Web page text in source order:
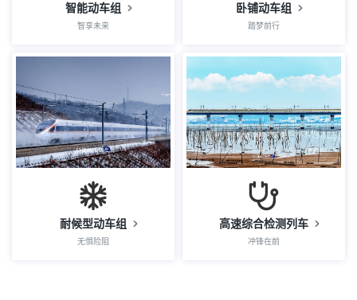
智能动车组
智享未来
卧铺动车组
踏梦前行
耐候型动车组
无惧险阻
高速综合检测列车
冲锋在前